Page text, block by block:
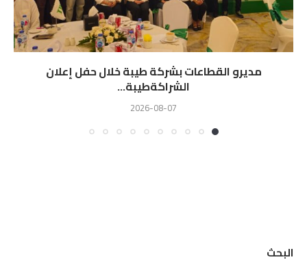
مديرو القطاعات بشركة طيبة خلال حفل إعلان
الشراكةطيبة...
2026-08-07
البحث